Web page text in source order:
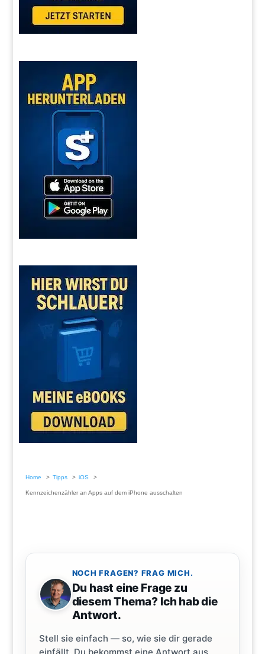
Home Tipps iOS
Kennzeichenzähler an Apps auf dem iPhone ausschalten
NOCH FRAGEN? FRAG MICH.
Du hast eine Frage zu
diesem Thema? Ich hab die
Antwort.
Stell sie einfach — so, wie sie dir gerade